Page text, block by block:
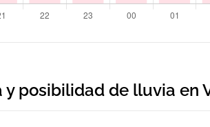
y posibilidad de lluvia en